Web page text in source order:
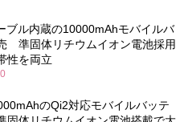
ブル内蔵の10000mAhモバイルバ
準固体リチウムイオン電池採用
性を両立
のQi2対応モバイルバッテ